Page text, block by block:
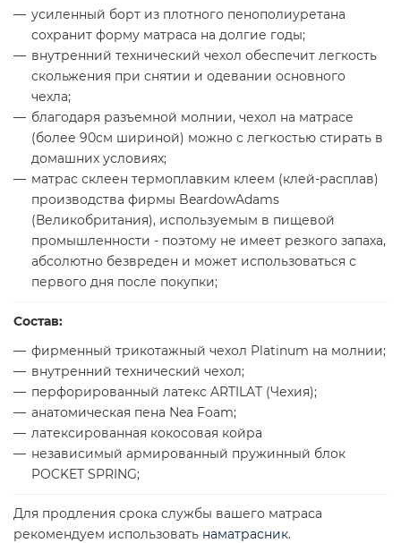
усиленный борт из плотного пенополиуретана
сохранит форму матраса на долгие годы;
внутренний технический чехол обеспечит легкость
скольжения при снятии и одевании основного
чехла;
благодаря разъемной молнии, чехол на матрасе
(более 90см шириной) можно с легкостью стирать в
домашних условиях;
матрас склеен термоплавким клеем (клей-расплав)
производства фирмы BeardowAdams
(Великобритания), используемым в пищевой
промышленности - поэтому не имеет резкого запаха,
абсолютно безвреден и может использоваться с
первого дня после покупки;
Состав:
фирменный трикотажный чехол Platinum на молнии;
внутренний технический чехол;
перфорированный латекс ARTILAT (Чехия);
анатомическая пена Nea Foam;
латексированная кокосовая койра
независимый армированный пружинный блок
POCKET SPRING;
Для продления срока службы вашего матраса
рекомендуем использовать наматрасник.